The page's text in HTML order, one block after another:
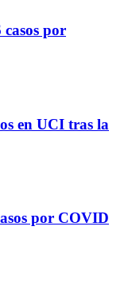
por
en UCI tras la
por COVID